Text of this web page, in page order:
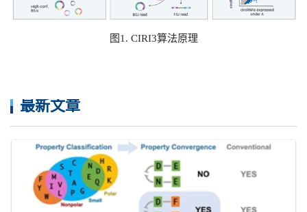
图1. CIRI3算法原理
最新文章